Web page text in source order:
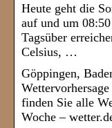
Heute geht die
auf und um
Tagsüber
Celsius, …
Göppingen,
finden Sie alle
Woche –